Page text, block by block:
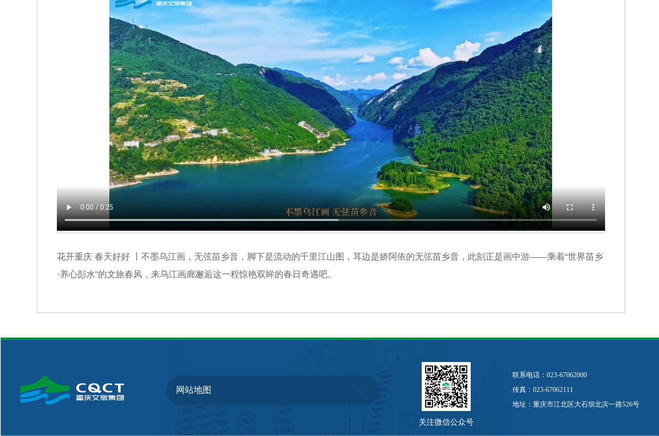
花开重庆 春天好好 丨不墨乌江画，无弦苗乡音，脚下是流动的千里江山图，耳边是娇阿依的无弦苗乡音，此刻正是画中游——乘着“世界苗乡
·养心彭水”的文旅春风，来乌江画廊邂逅这一程惊艳双眸的春日奇遇吧。
网站地图
关注微信公众号
联系电话：023-67062000
传真：023-67062111
地址：重庆市江北区大石坝北滨一路526号